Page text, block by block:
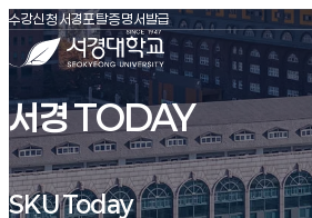
서경대학교
수강신청(새창 열림)
서경포탈(새창 열림)
증명서발급(새창 열림)
서경 TODAY
SKU Today
SKU Today